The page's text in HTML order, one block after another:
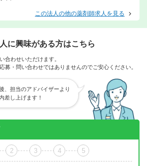
この法人の他の薬剤師求人を見る
に興味がある方はこちら
合わせいただけます。
募・問い合わせではありませんのでご安心ください。
、担当のアドバイザーより
差し上げます！
2 3 4 5